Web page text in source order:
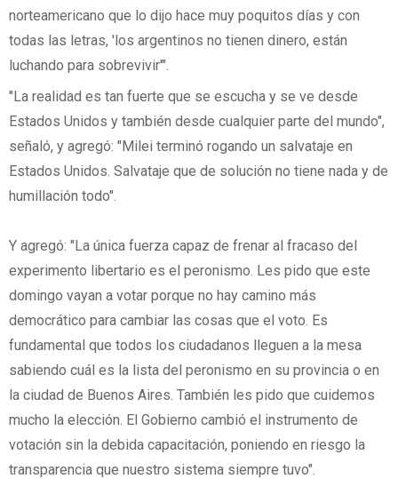
norteamericano que lo dijo hace muy poquitos días y con
todas las letras, 'los argentinos no tienen dinero, están
luchando para sobrevivir'".
"La realidad es tan fuerte que se escucha y se ve desde
Estados Unidos y también desde cualquier parte del mundo",
señaló, y agregó: "Milei terminó rogando un salvataje en
Estados Unidos. Salvataje que de solución no tiene nada y de
humillación todo".
Y agregó: "La única fuerza capaz de frenar al fracaso del
experimento libertario es el peronismo. Les pido que este
domingo vayan a votar porque no hay camino más
democrático para cambiar las cosas que el voto. Es
fundamental que todos los ciudadanos lleguen a la mesa
sabiendo cuál es la lista del peronismo en su provincia o en
la ciudad de Buenos Aires. También les pido que cuidemos
mucho la elección. El Gobierno cambió el instrumento de
votación sin la debida capacitación, poniendo en riesgo la
transparencia que nuestro sistema siempre tuvo".